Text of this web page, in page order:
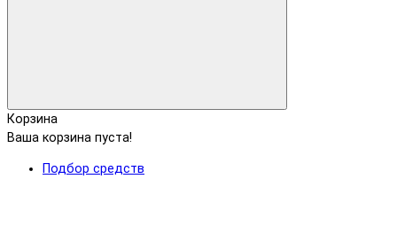
Корзина
Ваша корзина пуста!
Подбор средств